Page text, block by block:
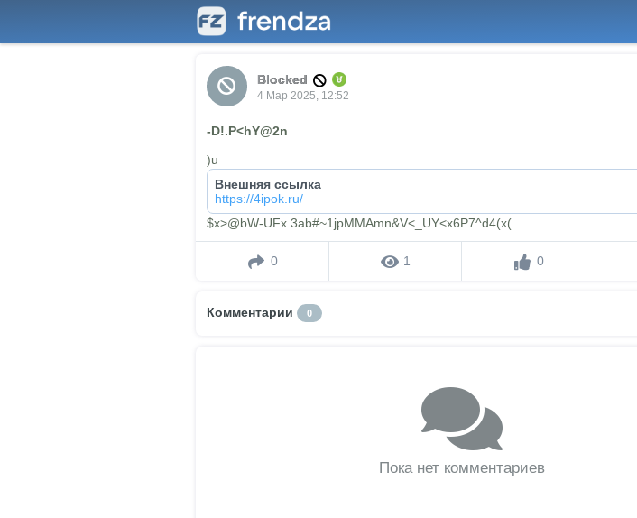
Blocked
4 Мар 2025, 12:52
-D!.P<hY@2n
)u
Внешняя ссылка
https://4ipok.ru/
$x>@bW-UFx.3ab#~1jpMMAmn&V<_UY<x6P7^d4(x(
0 1 0
Комментарии 0
Пока нет комментариев